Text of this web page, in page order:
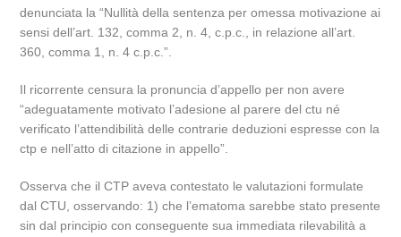
denunciata la “Nullità della sentenza per omessa motivazione ai
sensi dell’art. 132, comma 2, n. 4, c.p.c., in relazione all’art.
360, comma 1, n. 4 c.p.c.”.
Il ricorrente censura la pronuncia d’appello per non avere
“adeguatamente motivato l’adesione al parere del ctu né
verificato l’attendibilità delle contrarie deduzioni espresse con la
ctp e nell’atto di citazione in appello”.
Osserva che il CTP aveva contestato le valutazioni formulate
dal CTU, osservando: 1) che l’ematoma sarebbe stato presente
sin dal principio con conseguente sua immediata rilevabilità a